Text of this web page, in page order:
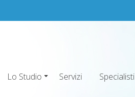
Lo Studio Servizi Specialisti